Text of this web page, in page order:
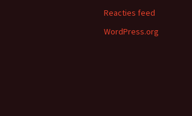
Reacties feed
WordPress.org